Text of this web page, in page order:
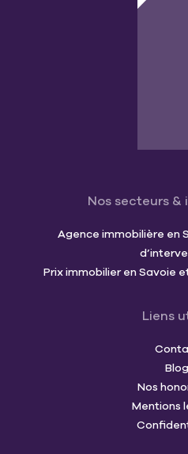
Nos secteurs &
Agence immobilière en
Prix immobilier en Savoie
Liens
Blog
Nos
Mentions